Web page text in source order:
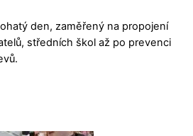
den, zaměřený na propojení
středních škol až po prevenci